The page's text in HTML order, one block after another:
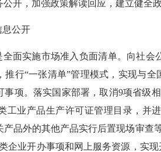
开，加强政策解读回应，建立健全
公开
实施市场准入负面清单。向社会
行“一张清单”管理模式，实现与
项。落实国家部署，取消9项省级
工业产品生产许可证管理目录，并
品外的其他产品实行后置现场审查
企业开办事项和网上服务资源，实